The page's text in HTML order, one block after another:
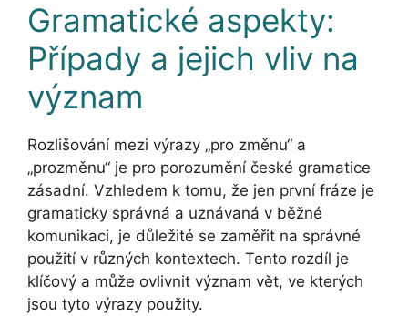
Gramatické aspekty:
Případy a jejich vliv na
význam
Rozlišování mezi výrazy „pro změnu“ a
„prozměnu“ je pro porozumění české gramatice
zásadní. Vzhledem k tomu, že jen první fráze je
gramaticky správná a uznávaná v běžné
komunikaci, je důležité se zaměřit na správné
použití v různých kontextech. Tento rozdíl je
klíčový a může ovlivnit význam vět, ve kterých
jsou tyto výrazy použity.